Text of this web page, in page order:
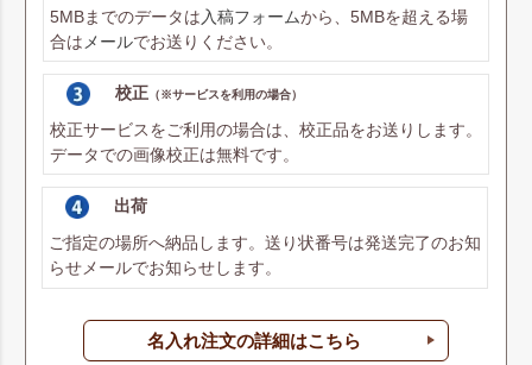
5MBまでのデータは入稿フォームから、5MBを超える場
合はメールでお送りください。
校正（※サービスを利用の場合）
校正サービスをご利用の場合は、校正品をお送りします。
データでの画像校正は無料です。
出荷
ご指定の場所へ納品します。送り状番号は発送完了のお知
らせメールでお知らせします。
名入れ注文の詳細はこちら